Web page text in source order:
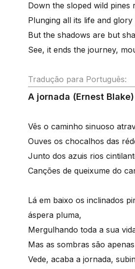
Down the sloped wild pines
Plunging all its life and
But the shadows are but
See, it ends the journey,
Tradução para Português:
A jornada (Ernest Blake)
Vês o caminho sinuoso
Ouves os chocalhos das
Junto dos azuis rios
Canções de queixume do
Lá em baixo os inclinados
áspera pluma,
Mergulhando toda a sua
Mas as sombras são
Vede, acaba a jornada,